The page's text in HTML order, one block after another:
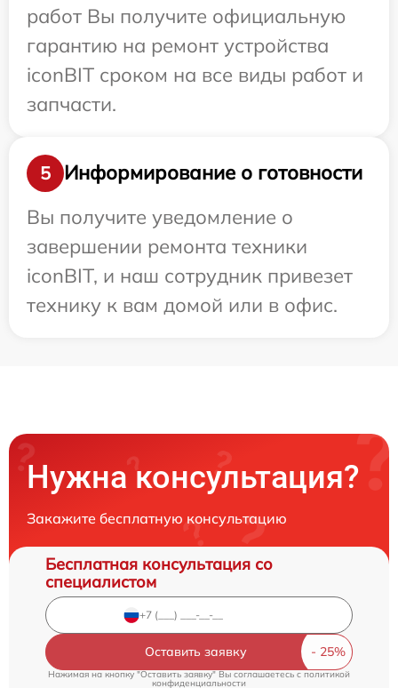
работ Вы получите официальную
гарантию на ремонт устройства
iconBIT сроком на все виды работ и
запчасти.
5
Информирование о готовности
Вы получите уведомление о
завершении ремонта техники
iconBIT, и наш сотрудник привезет
технику к вам домой или в офис.
Нужна консультация?
Закажите бесплатную консультацию
Бесплатная консультация со
специалистом
Оставить заявку
Нажимая на кнопку "Оставить заявку" Вы соглашаетесь cполитикой
конфиденциальности